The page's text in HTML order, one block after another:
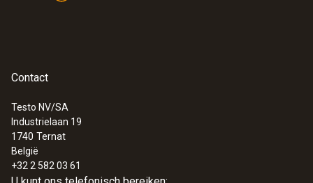
Contact
Testo NV/SA
Industrielaan 19
1740 Ternat
België
+32 2 582 03 61